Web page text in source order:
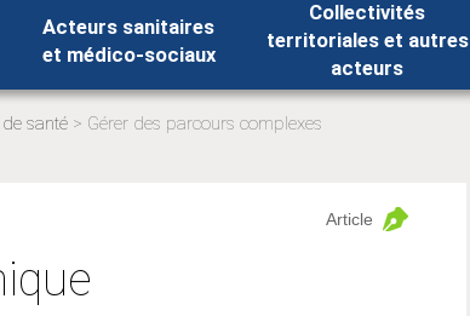
Acteurs sanitaires
et médico-sociaux
Collectivités
territoriales et autres
acteurs
santé Gérer des parcours complexes
Article